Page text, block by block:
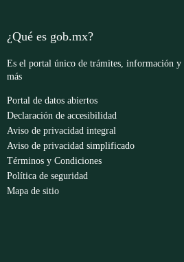
¿Qué es gob.mx?
Es el portal único de trámites, información y
más
Portal de datos abiertos
Declaración de accesibilidad
Aviso de privacidad integral
Aviso de privacidad simplificado
Términos y Condiciones
Política de seguridad
Mapa de sitio